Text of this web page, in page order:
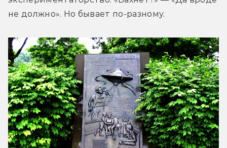
не должно». Но бывает по-разному.